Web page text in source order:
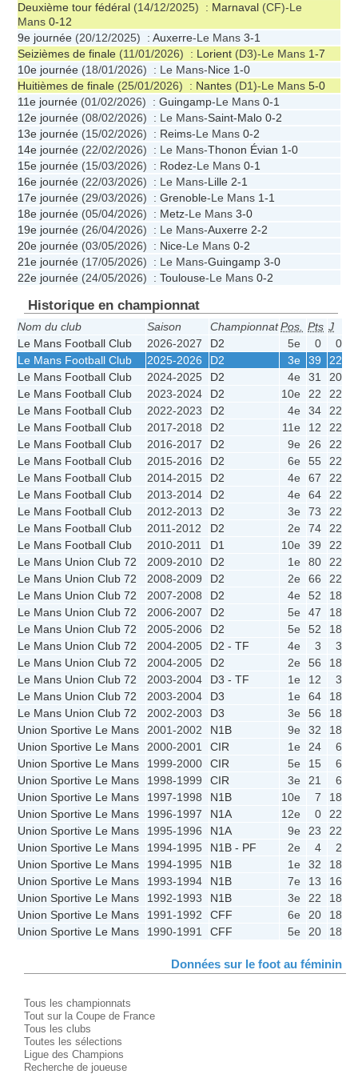
Deuxième tour fédéral (14/12/2025) : Marnaval (CF)-Le
Mans 0-12
9e journée (20/12/2025) : Auxerre-Le Mans 3-1
Seizièmes de finale (11/01/2026) : Lorient (D3)-Le Mans 1-7
10e journée (18/01/2026) : Le Mans-Nice 1-0
Huitièmes de finale (25/01/2026) : Nantes (D1)-Le Mans 5-0
11e journée (01/02/2026) : Guingamp-Le Mans 0-1
12e journée (08/02/2026) : Le Mans-Saint-Malo 0-2
13e journée (15/02/2026) : Reims-Le Mans 0-2
14e journée (22/02/2026) : Le Mans-Thonon Évian 1-0
15e journée (15/03/2026) : Rodez-Le Mans 0-1
16e journée (22/03/2026) : Le Mans-Lille 2-1
17e journée (29/03/2026) : Grenoble-Le Mans 1-1
18e journée (05/04/2026) : Metz-Le Mans 3-0
19e journée (26/04/2026) : Le Mans-Auxerre 2-2
20e journée (03/05/2026) : Nice-Le Mans 0-2
21e journée (17/05/2026) : Le Mans-Guingamp 3-0
22e journée (24/05/2026) : Toulouse-Le Mans 0-2
Historique en championnat
Nom du club Saison ChampionnatPos. Pts J
Le Mans Football Club
2026-2027 D2 5e 0 0
Le Mans Football Club
2025-2026 D2 3e 39 22
Le Mans Football Club
2024-2025 D2 4e 31 20
Le Mans Football Club
2023-2024 D2 10e 22 22
Le Mans Football Club
2022-2023 D2 4e 34 22
Le Mans Football Club
2017-2018 D2 11e 12 22
Le Mans Football Club
2016-2017 D2 9e 26 22
Le Mans Football Club
2015-2016 D2 6e 55 22
Le Mans Football Club
2014-2015 D2 4e 67 22
Le Mans Football Club
2013-2014 D2 4e 64 22
Le Mans Football Club
2012-2013 D2 3e 73 22
Le Mans Football Club
2011-2012 D2 2e 74 22
Le Mans Football Club
2010-2011 D1 10e 39 22
Le Mans Union Club 72
2009-2010 D2 1e 80 22
Le Mans Union Club 72
2008-2009 D2 2e 66 22
Le Mans Union Club 72
2007-2008 D2 4e 52 18
Le Mans Union Club 72
2006-2007 D2 5e 47 18
Le Mans Union Club 72
2005-2006 D2 5e 52 18
Le Mans Union Club 72
2004-2005 D2 - TF 4e 3 3
Le Mans Union Club 72
2004-2005 D2 2e 56 18
Le Mans Union Club 72
2003-2004 D3 - TF 1e 12 3
Le Mans Union Club 72
2003-2004 D3 1e 64 18
Le Mans Union Club 72
2002-2003 D3 3e 56 18
Union Sportive Le Mans
2001-2002 N1B 9e 32 18
Union Sportive Le Mans
2000-2001 CIR 1e 24 6
Union Sportive Le Mans
1999-2000 CIR 5e 15 6
Union Sportive Le Mans
1998-1999 CIR 3e 21 6
Union Sportive Le Mans
1997-1998 N1B 10e 7 18
Union Sportive Le Mans
1996-1997 N1A 12e 0 22
Union Sportive Le Mans
1995-1996 N1A 9e 23 22
Union Sportive Le Mans
1994-1995 N1B - PF 2e 4 2
Union Sportive Le Mans
1994-1995 N1B 1e 32 18
Union Sportive Le Mans
1993-1994 N1B 7e 13 16
Union Sportive Le Mans
1992-1993 N1B 3e 22 18
Union Sportive Le Mans
1991-1992 CFF 6e 20 18
Union Sportive Le Mans
1990-1991 CFF 5e 20 18
Données sur le foot au féminin
Tous les championnats
Tout sur la Coupe de France
Tous les clubs
Toutes les sélections
Ligue des Champions
Recherche de joueuse